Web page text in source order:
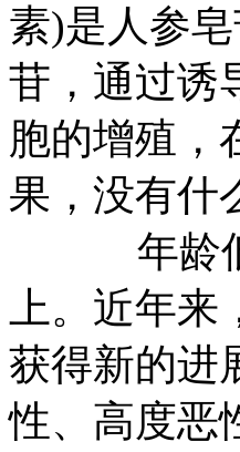
素)是人参
苷，通过诱
胞的增殖，
果，没有什
年龄低于
上。近年
获得新的进
性、高度恶